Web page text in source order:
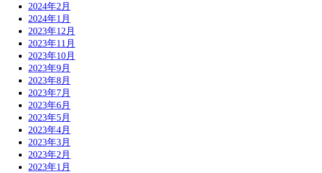
2024年2月
2024年1月
2023年12月
2023年11月
2023年10月
2023年9月
2023年8月
2023年7月
2023年6月
2023年5月
2023年4月
2023年3月
2023年2月
2023年1月